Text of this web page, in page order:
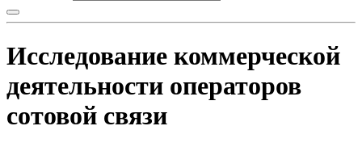
Исследование коммерческой
деятельности операторов
сотовой связи